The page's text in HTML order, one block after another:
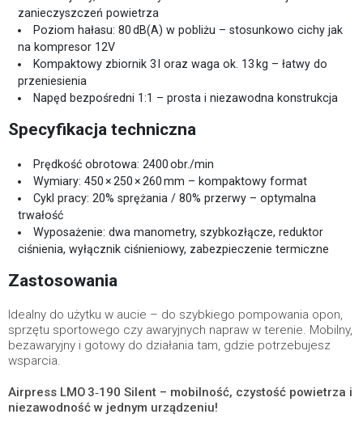
zanieczyszczeń powietrza
Poziom hałasu: 80 dB(A) w pobliżu – stosunkowo cichy jak
na kompresor 12V
Kompaktowy zbiornik 3 l oraz waga ok. 13 kg – łatwy do
przeniesienia
Napęd bezpośredni 1:1 – prosta i niezawodna konstrukcja
Specyfikacja techniczna
Prędkość obrotowa: 2400 obr./min
Wymiary: 450 × 250 × 260 mm – kompaktowy format
Cykl pracy: 20% sprężania / 80% przerwy – optymalna
trwałość
Wyposażenie: dwa manometry, szybkozłącze, reduktor
ciśnienia, wyłącznik ciśnieniowy, zabezpieczenie termiczne
Zastosowania
Idealny do użytku w aucie – do szybkiego pompowania opon,
sprzętu sportowego czy awaryjnych napraw w terenie. Mobilny,
bezawaryjny i gotowy do działania tam, gdzie potrzebujesz
wsparcia.
Airpress LMO 3‑190 Silent – mobilność, czystość powietrza i
niezawodność w jednym urządzeniu!